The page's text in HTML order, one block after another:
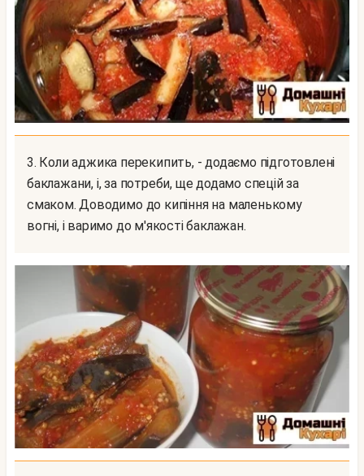
3. Коли аджика перекипить, - додаємо підготовлені
баклажани, і, за потреби, ще додамо спецій за
смаком. Доводимо до кипіння на маленькому
вогні, і варимо до м'якості баклажан.